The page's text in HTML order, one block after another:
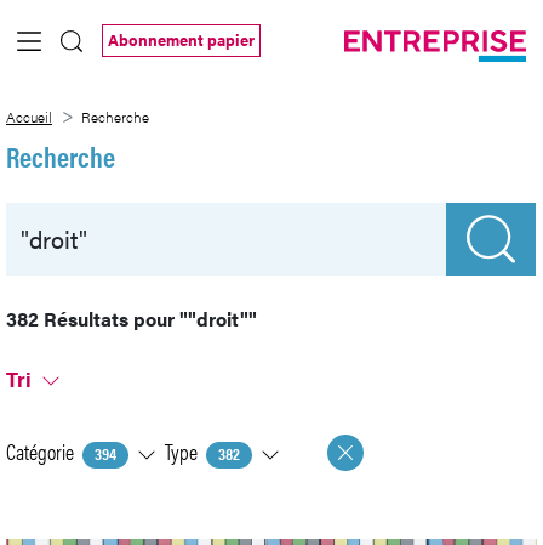
Saut au contenu principal
Abonnement papier
Accueil Recherche
Recherche
382 Résultats pour""droit""
Tri
Catégorie 394 Type 382